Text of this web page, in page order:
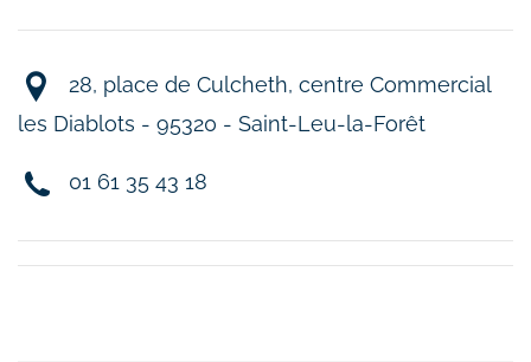
28, place de Culcheth, centre Commercial
les Diablots - 95320 - Saint-Leu-la-Forêt
01 61 35 43 18